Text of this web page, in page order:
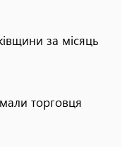
за місяць
торговця